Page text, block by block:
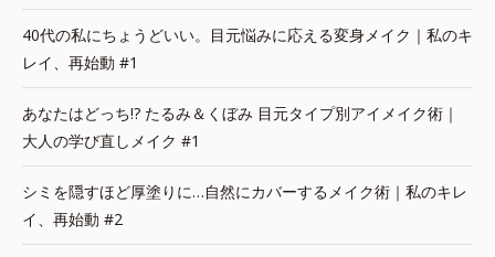
40代の私にちょうどいい。目元悩みに応える変身メイク｜私のキ
レイ、再始動 #1
あなたはどっち!? たるみ＆くぼみ 目元タイプ別アイメイク術｜
大人の学び直しメイク #1
シミを隠すほど厚塗りに…自然にカバーするメイク術｜私のキレ
イ、再始動 #2